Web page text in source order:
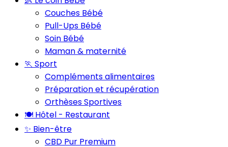
Couches Bébé
Pull-Ups Bébé
Soin Bébé
Maman & maternité
🏃 Sport
Compléments alimentaires
Préparation et récupération
Orthèses Sportives
🍽️ Hôtel - Restaurant
✨ Bien-être
CBD Pur Premium